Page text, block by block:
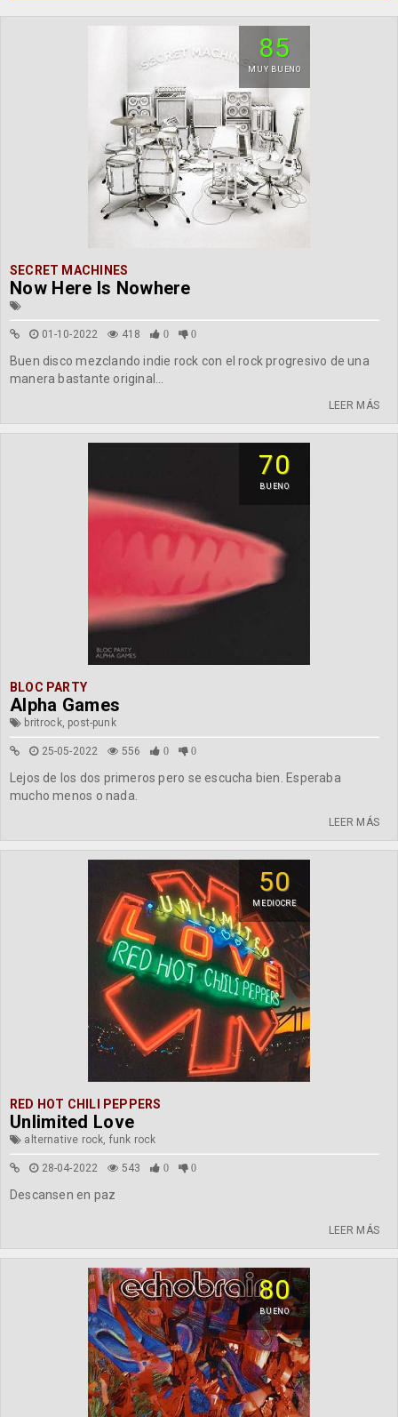
85
MUY BUENO
SECRET MACHINES
Now Here Is Nowhere
01-10-2022 418 0 0
Buen disco mezclando indie rock con el rock progresivo de una
manera bastante original...
LEER MÁS
70
BUENO
BLOC PARTY
Alpha Games
britrock, post-punk
25-05-2022 556 0 0
Lejos de los dos primeros pero se escucha bien. Esperaba
mucho menos o nada.
LEER MÁS
50
MEDIOCRE
RED HOT CHILI PEPPERS
Unlimited Love
alternative rock, funk rock
28-04-2022 543 0 0
Descansen en paz
LEER MÁS
80
BUENO